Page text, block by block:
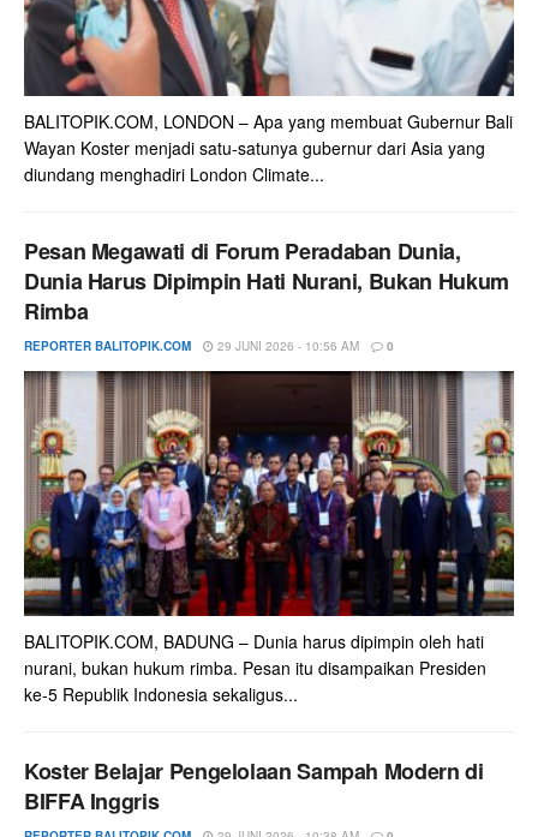
BALITOPIK.COM, LONDON – Apa yang membuat Gubernur Bali
Wayan Koster menjadi satu-satunya gubernur dari Asia yang
diundang menghadiri London Climate...
Pesan Megawati di Forum Peradaban Dunia,
Dunia Harus Dipimpin Hati Nurani, Bukan Hukum
Rimba
REPORTER BALITOPIK.COM 29 JUNI 2026 - 10:56 AM 0
BALITOPIK.COM, BADUNG – Dunia harus dipimpin oleh hati
nurani, bukan hukum rimba. Pesan itu disampaikan Presiden
ke-5 Republik Indonesia sekaligus...
Koster Belajar Pengelolaan Sampah Modern di
BIFFA Inggris